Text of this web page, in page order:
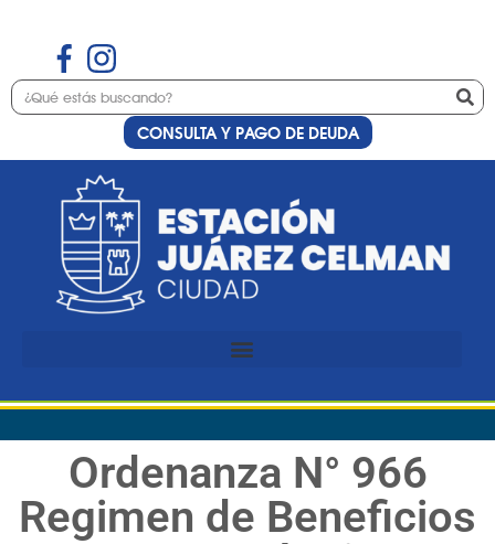
CONSULTA Y PAGO DE DEUDA
Ordenanza N° 966
Regimen de Beneficios